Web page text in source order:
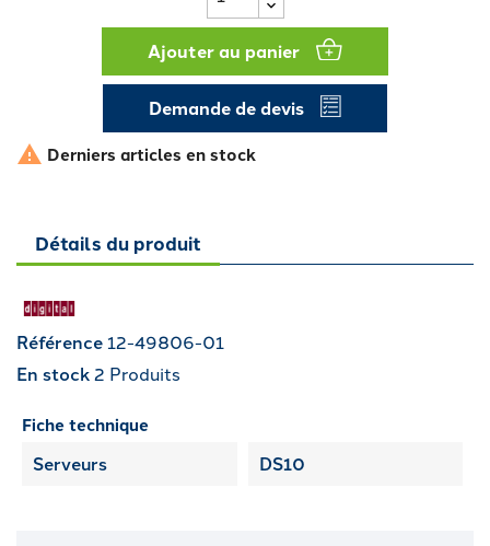
Ajouter au panier
Demande de devis
 Derniers articles en stock
Détails du produit
Référence 12-49806-01
En stock2 Produits
Fiche technique
Serveurs DS10